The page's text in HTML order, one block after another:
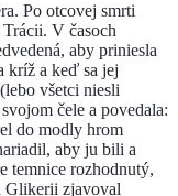
Po otcovej smrti
V časoch
aby priniesla
kríž a keď sa jej
všetci niesli
čele a povedala:
do modly hrom
aby ju bili a
temnice rozhodnutý,
Glikerii zjavoval